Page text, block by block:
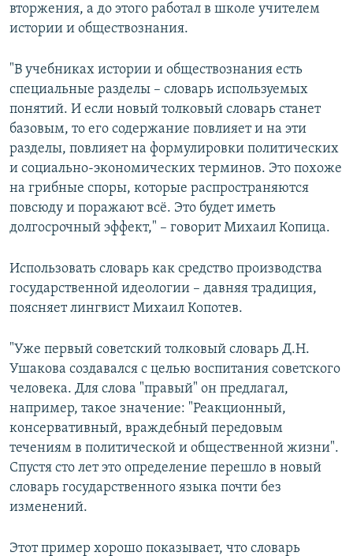
вторжения, а до этого работал в школе учителем
истории и обществознания.
"В учебниках истории и обществознания есть
специальные разделы – словарь используемых
понятий. И если новый толковый словарь станет
базовым, то его содержание повлияет и на эти
разделы, повлияет на формулировки политических
и социально-экономических терминов. Это похоже
на грибные споры, которые распространяются
повсюду и поражают всё. Это будет иметь
долгосрочный эффект," – говорит Михаил Копица.
Использовать словарь как средство производства
государственной идеологии – давняя традиция,
поясняет лингвист Михаил Копотев.
"Уже первый советский толковый словарь Д.Н.
Ушакова создавался с целью воспитания советского
человека. Для слова "правый" он предлагал,
например, такое значение: "Реакционный,
консервативный, враждебный передовым
течениям в политической и общественной жизни".
Спустя сто лет это определение перешло в новый
словарь государственного языка почти без
изменений.
Этот пример хорошо показывает, что словарь